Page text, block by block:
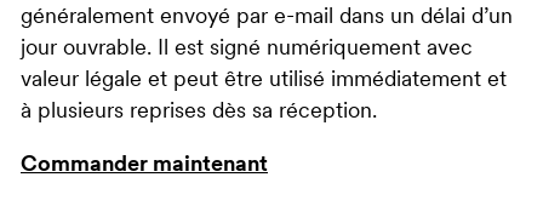
généralement envoyé par e-mail dans un délai d’un
jour ouvrable. Il est signé numériquement avec
valeur légale et peut être utilisé immédiatement et
à plusieurs reprises dès sa réception.
Commander maintenant